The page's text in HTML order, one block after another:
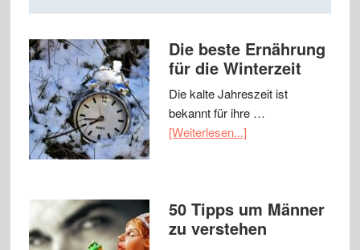
Die beste Ernährung
für die Winterzeit
Die kalte Jahreszeit ist
bekannt für ihre …
[Weiterlesen...]
50 Tipps um Männer
zu verstehen